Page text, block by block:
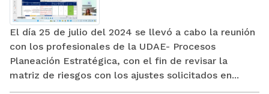
El día 25 de julio del 2024 se llevó a cabo la reunión
con los profesionales de la UDAE- Procesos
Planeación Estratégica, con el fin de revisar la
matriz de riesgos con los ajustes solicitados en...